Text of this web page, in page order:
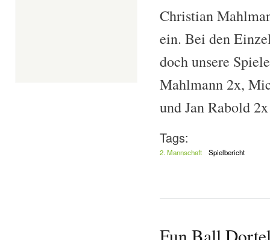
Christian
ein. Bei den
doch unsere
Mahlmann 2x,
und Jan Rabold
Tags:
2. Mannschaft Spielbericht